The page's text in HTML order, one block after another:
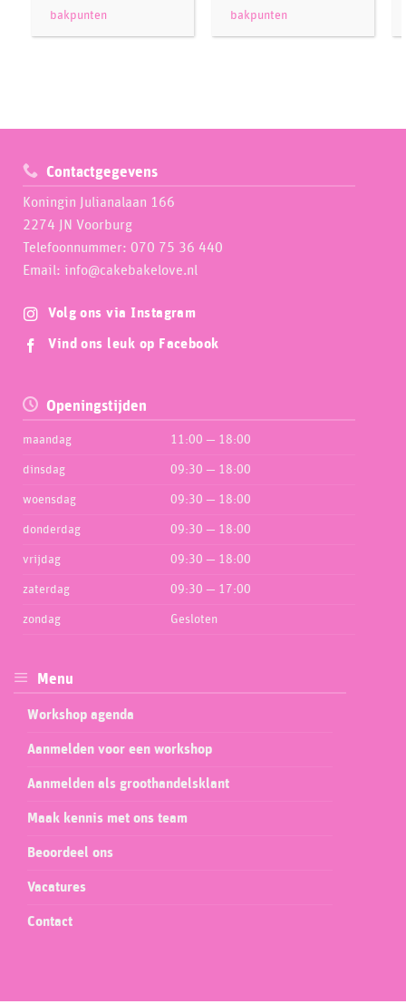
bakpunten
bakpunten
Contactgegevens
Koningin Julianalaan 166
2274 JN Voorburg
Telefoonnummer: 070 75 36 440
Email: info@cakebakelove.nl
Volg ons via Instagram
Vind ons leuk op Facebook
Openingstijden
maandag 11:00 — 18:00
dinsdag 09:30 — 18:00
woensdag 09:30 — 18:00
donderdag 09:30 — 18:00
vrijdag 09:30 — 18:00
zaterdag 09:30 — 17:00
zondag Gesloten
Menu
Workshop agenda
Aanmelden voor een workshop
Aanmelden als groothandelsklant
Maak kennis met ons team
Beoordeel ons
Vacatures
Contact